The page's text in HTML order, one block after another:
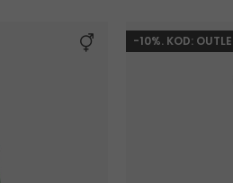
-10%. KOD: